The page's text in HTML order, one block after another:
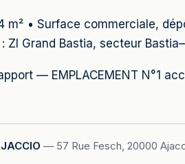
m² • Surface commerciale,
ZI Grand Bastia, secteur
— EMPLACEMENT N°1
— 57 Rue Fesch, 20000